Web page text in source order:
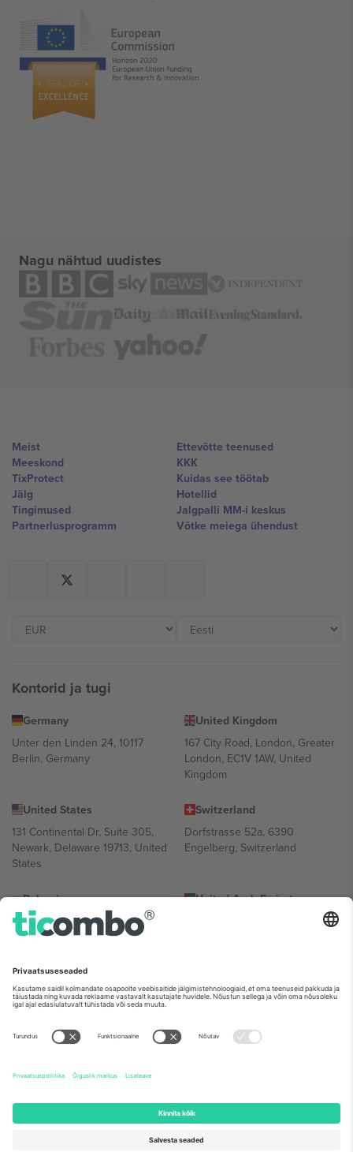
Nagu nähtud uudistes
Meist
Meeskond
TixProtect
Jälg
Tingimused
Partnerlusprogramm
Ettevõtte teenused
KKK
Kuidas see töötab
Hotellid
Jalgpalli MM-i keskus
Võtke meiega ühendust
Kontorid ja tugi
Germany
Unter den Linden 24, 10117
Berlin, Germany
United Kingdom
167 City Road, London, Greater
London, EC1V 1AW, United
Kingdom
United States
131 Continental Dr, Suite 305,
Newark, Delaware 19713, United
States
Switzerland
Dorfstrasse 52a, 6390
Engelberg, Switzerland
Bulgaria
Regus Sofia City West, bul
Totleben 53-55, 1606 Sofia,
United Arab Emirates
UAE Dubai Silicon Oasis, DDP
Mexico
Av Chapultepec 360, Roma
Norte, Cuauhtémoc, 06700
Ciudad de México, CDMX,
sündmusest ja/või domeenist. Detailide jaoks vaata konkreetse
sündmuse lehte, impressumit ja tingimusi.,
2026 Ticombo. Kõik õigused kaitstud.